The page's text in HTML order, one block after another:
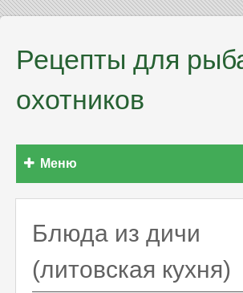
Рецепты для
охотников
Меню
Блюда из дичи
(литовская кухня)